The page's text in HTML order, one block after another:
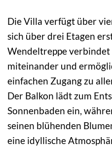
Die Villa verfügt über
sich über drei Etagen
Wendeltreppe verbindet
miteinander und
einfachen Zugang zu
Der Balkon lädt zum
Sonnenbaden ein,
seinen blühenden
eine idyllische